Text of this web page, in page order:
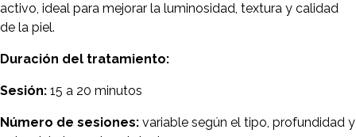
activo, ideal para mejorar la luminosidad, textura y calidad
de la piel.
Duración del tratamiento:
Sesión: 15 a 20 minutos
Número de sesiones: variable según el tipo, profundidad y